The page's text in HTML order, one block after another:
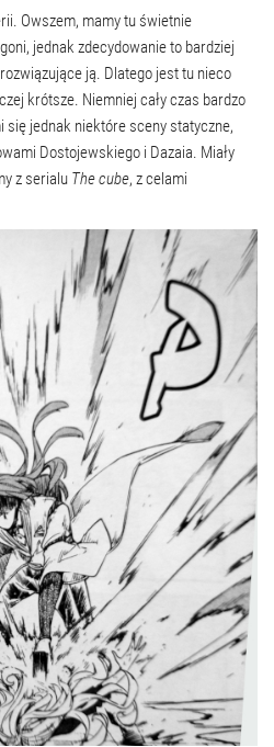
Owszem, mamy tu świetnie
jednak zdecydowanie to bardziej
ją. Dlatego jest tu nieco
krótsze. Niemniej cały czas bardzo
się jednak niektóre sceny statyczne,
Dostojewskiego i Dazaia. Miały
z serialu The cube, z celami